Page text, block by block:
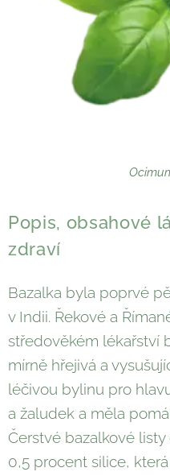
Popis, obsahové
zdraví
Bazalka byla poprvé
v Indii. Řekové a
středověkém lékařství
mírně hřejivá a
léčivou bylinu pro
a žaludek a měla
Čerstvé bazalkové
0,5 procent silice,